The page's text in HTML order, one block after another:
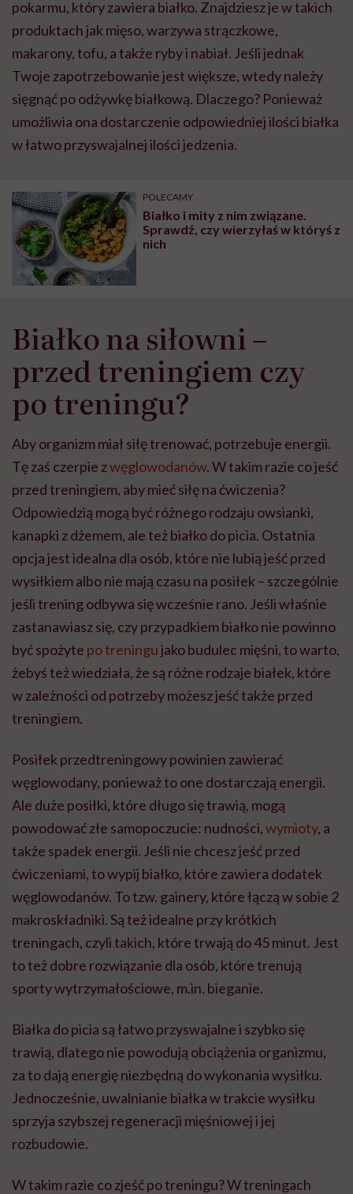
pokarmu, który zawiera białko. Znajdziesz je w takich
produktach jak mięso, warzywa strączkowe,
makarony, tofu, a także ryby i nabiał. Jeśli jednak
Twoje zapotrzebowanie jest większe, wtedy należy
sięgnąć po odżywkę białkową. Dlaczego? Ponieważ
umożliwia ona dostarczenie odpowiedniej ilości białka
w łatwo przyswajalnej ilości jedzenia.
POLECAMY
Białko i mity z nim związane.
Sprawdź, czy wierzyłaś w któryś z
nich
Białko na siłowni –
przed treningiem czy
po treningu?
Aby organizm miał siłę trenować, potrzebuje energii.
Tę zaś czerpie zwęglowodanów. W takim razie co jeść
przed treningiem, aby mieć siłę na ćwiczenia?
Odpowiedzią mogą być różnego rodzaju owsianki,
kanapki z dżemem, ale też białko do picia. Ostatnia
opcja jest idealna dla osób, które nie lubią jeść przed
wysiłkiem albo nie mają czasu na posiłek – szczególnie
jeśli trening odbywa się wcześnie rano. Jeśli właśnie
zastanawiasz się, czy przypadkiem białko nie powinno
być spożyte po treningujako budulec mięśni, to warto,
żebyś też wiedziała, że są różne rodzaje białek, które
w zależności od potrzeby możesz jeść także przed
treningiem.
Posiłek przedtreningowy powinien zawierać
węglowodany, ponieważ to one dostarczają energii.
Ale duże posiłki, które długo się trawią, mogą
powodować złe samopoczucie: nudności,wymioty, a
także spadek energii. Jeśli nie chcesz jeść przed
ćwiczeniami, to wypij białko, które zawiera dodatek
węglowodanów. To tzw. gainery, które łączą w sobie 2
makroskładniki. Są też idealne przy krótkich
treningach, czyli takich, które trwają do 45 minut. Jest
to też dobre rozwiązanie dla osób, które trenują
sporty wytrzymałościowe, m.in. bieganie.
Białka do picia są łatwo przyswajalne i szybko się
trawią, dlatego nie powodują obciążenia organizmu,
za to dają energię niezbędną do wykonania wysiłku.
Jednocześnie, uwalnianie białka w trakcie wysiłku
sprzyja szybszej regeneracji mięśniowej i jej
rozbudowie.
W takim razie co zjeść po treningu? W treningach